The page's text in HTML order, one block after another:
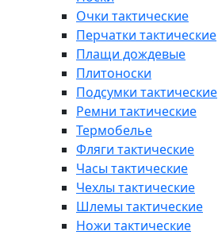
Очки тактические
Перчатки тактические
Плащи дождевые
Плитоноски
Подсумки тактические
Ремни тактические
Термобелье
Фляги тактические
Часы тактические
Чехлы тактические
Шлемы тактические
Ножи тактические